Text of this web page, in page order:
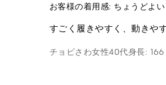
お客様の着用感: ちょうどよい
すごく履きやすく、動きや
チョビさわ女性40代身長: